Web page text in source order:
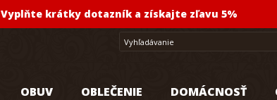
Vyplňte krátky dotazník a získajte zľavu 5%
OBUV OBLEČENIE DOMÁCNOSŤ